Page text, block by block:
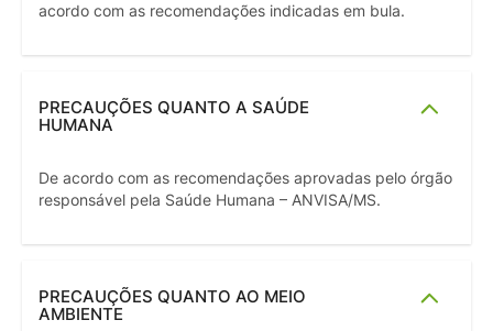
acordo com as recomendações indicadas em bula.
PRECAUÇÕES QUANTO A SAÚDE
HUMANA
De acordo com as recomendações aprovadas pelo órgão
responsável pela Saúde Humana – ANVISA/MS.
PRECAUÇÕES QUANTO AO MEIO
AMBIENTE